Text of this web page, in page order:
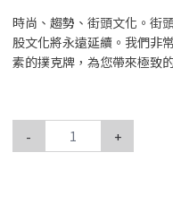
時尚、趨勢、街頭文化。街
股文化將永遠延續。我們非
素的撲克牌，為您帶來極致
- +